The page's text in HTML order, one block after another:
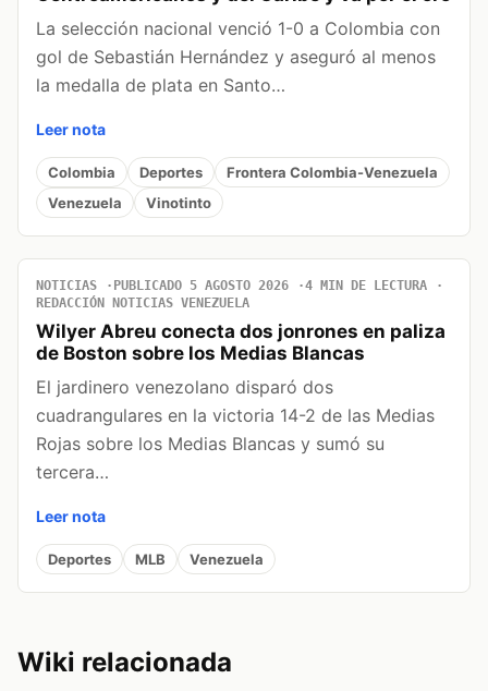
La selección nacional venció 1-0 a Colombia con
gol de Sebastián Hernández y aseguró al menos
la medalla de plata en Santo…
Leer nota
Colombia Deportes
Frontera Colombia-Venezuela
Venezuela
Vinotinto
NOTICIAS PUBLICADO 5 AGOSTO 2026
4 MIN DE LECTURA
REDACCIÓN NOTICIAS VENEZUELA
Wilyer Abreu conecta dos jonrones en paliza
de Boston sobre los Medias Blancas
El jardinero venezolano disparó dos
cuadrangulares en la victoria 14-2 de las Medias
Rojas sobre los Medias Blancas y sumó su
tercera…
Leer nota
Deportes MLB Venezuela
Wiki relacionada